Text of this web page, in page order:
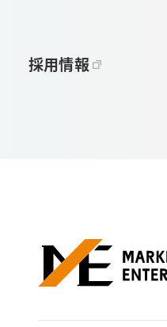
採用情報